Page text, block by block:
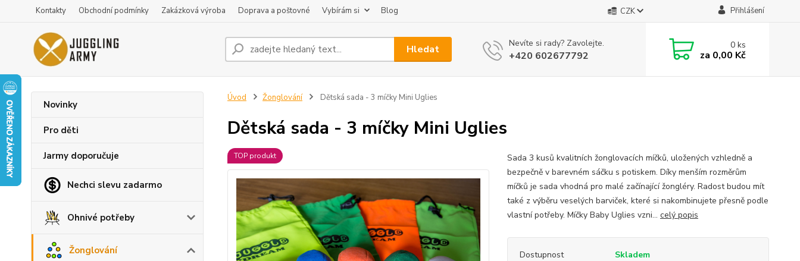
Kontakty Obchodní podmínky Zakázková výroba Doprava a poštovné Vybírám si Blog CZK Přihlášení
Hledat Nevíte si rady? Zavolejte.
+420 602677792
0ks
za 0,00 Kč
Novinky
Pro děti
Jarmy doporučuje
Nechci slevu zadarmo
Ohnivé potřeby
Žonglování
Úvod Žonglování Dětská sada - 3 míčky Mini Uglies
Dětská sada - 3 míčky Mini Uglies
TOP produkt
Sada 3 kusů kvalitních žonglovacích míčků, uložených vzhledně a
bezpečně v barevném sáčku s potiskem. Díky menším rozměrům
míčků je sada vhodná pro malé začínající žongléry. Radost budou mít
také z výběru veselých barviček, které si nakombinujete přesně podle
vlastní potřeby. Míčky Baby Uglies vzni... celý popis
Dostupnost
Skladem